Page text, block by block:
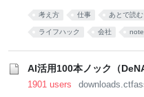
考え方 仕事 あとで読む
ライフハック 会社 note
AI活用100本ノック（DeNA
1901 users